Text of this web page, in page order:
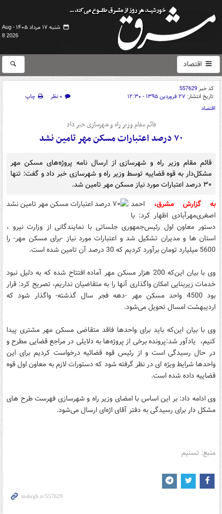
شنبه ۱۷ مرداد ۱۴۰۵ -
Aug
8 2026
اقتصاد
کد خبر557629
تاریخ انتشار: ۲۷ فروردین ۱۳۹۵ - ۱۲:۳۰ ۰ نظر
چاپ
اقتصاد
قائم مقام وزیر راه و شهرسازی خبر داد
۷۰ درصد اعتبارات مسکن مهر تامین نشد
قائم مقام وزیر راه و شهرسازی از ارسال نامه پروژه‌های مسکن مهر
مشکل‌دار به قوه قضاییه توسط وزیر راه و شهرسازی خبر داد و گفت: تنها
۳۰ درصد اعتبارات مورد نیاز مسکن مهر تامین شد.
به گزارش مشرق، احمد
اصغری‌مهرآبادی اظهار کرد: با
دستور معاون اول رئیس‌جمهوری جلساتی با نمایندگانی از وزارت نیرو ،
استان ها و مدیران تشکیل شد و اعتبارات مورد نیاز -برای مسکن مهر- را
5600 میلیارد تومان برآورد کردیم که 30 درصد آن تامین شده است.
وی با بیان این‌که 200 هزار مسکن مهر آماده افتتاح شده که به دلیل نبود
خدمات زیربنایی امکان واگذاری آنها را به متقاضیان نداریم، تصریح کرد:‌ قرار
بود 4500 واحد مسکن مهر -دهه فجر سال گذشته- واگذار شود که
اردیبهشت امسال تحویل می‌شود.
وی با بیان این‌که باید برای واحدها فاقد متقاضی مسکن مهر مشتری پیدا
کنیم، یادآور شد:پرونده برخی از پروژه‌ها به دلایلی در مراجع قضایی مطرح و
در حال رسیدگی است و از رئیس قوه قضائیه درخواست کردیم برای این
واحدها شرایط ویژه ای در نظر گرفته شود که دستورات لازم به معاون اول قوه
قضاییه داده شده است.
وی ادامه داد: بر این اساس با امضای وزیر راه و شهرسازی فهرست طرح های
مشکل دار برای رسیدگی به دفتر آقای اژه‌ای ارسال می‌شود.
منبع: تسنیم